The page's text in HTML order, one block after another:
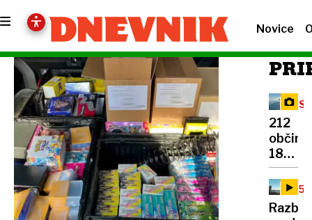
Novice
212
občin,
180
točk:
njun
cilj
25.